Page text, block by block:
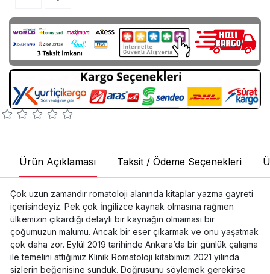
Ürün Açıklaması Taksit / Ödeme Seçenekleri
Çok uzun zamandır romatoloji alanında kitaplar yazma gayreti
içerisindeyiz. Pek çok İngilizce kaynak olmasına rağmen
ülkemizin çıkardığı detaylı bir kaynağın olmaması bir
çoğumuzun malumu. Ancak bir eser çıkarmak ve onu yaşatmak
çok daha zor. Eylül 2019 tarihinde Ankara’da bir günlük çalışma
ile temelini attığımız Klinik Romatoloji kitabımızı 2021 yılında
sizlerin beğenisine sunduk. Doğrusunu söylemek gerekirse